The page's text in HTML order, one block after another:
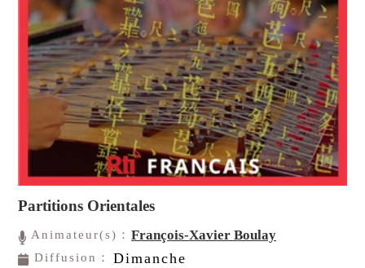
Partitions Orientales
Animateur(s)：François-Xavier Boulay
Diffusion： Dimanche